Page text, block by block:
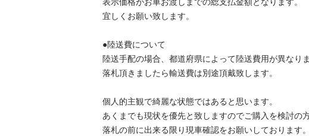
宜しくお願い致します。
●陸送費について
陸送手配の場合、都道府県によって陸送費用が異なりま
落札頂きましたら輸送費は別途頂戴致します。
個人的主観で綺麗な状態ではあると思います。
あくまでも現状を優先と致しますのでご購入を検討の
落札の前に出来る限り現車確認をお願いしております。